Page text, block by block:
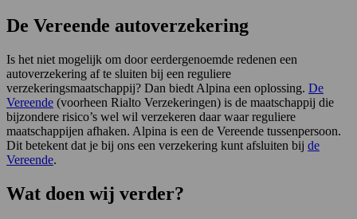
De Vereende autoverzekering
Is het niet mogelijk om door eerdergenoemde redenen een
autoverzekering af te sluiten bij een reguliere
verzekeringsmaatschappij? Dan biedt Alpina een oplossing. De
Vereende (voorheen Rialto Verzekeringen) is de maatschappij die
bijzondere risico’s wel wil verzekeren daar waar reguliere
maatschappijen afhaken. Alpina is een de Vereende tussenpersoon.
Dit betekent dat je bij ons een verzekering kunt afsluiten bij de
Vereende.
Wat doen wij verder?